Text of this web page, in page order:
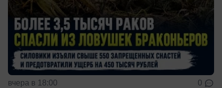
вчера в 18:00 0